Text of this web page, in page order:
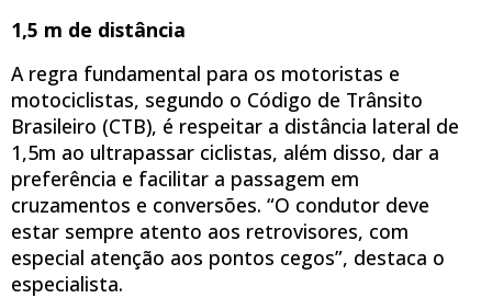
1,5 m de distância
A regra fundamental para os motoristas e
motociclistas, segundo o Código de Trânsito
Brasileiro (CTB), é respeitar a distância lateral de
1,5m ao ultrapassar ciclistas, além disso, dar a
preferência e facilitar a passagem em
cruzamentos e conversões. “O condutor deve
estar sempre atento aos retrovisores, com
especial atenção aos pontos cegos”, destaca o
especialista.